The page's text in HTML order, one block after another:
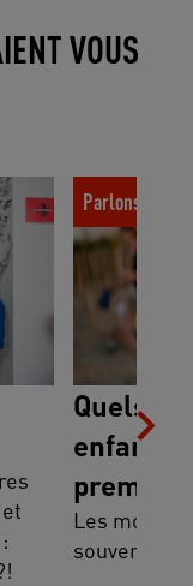
VOUS
Quels
garder de sa
Parlons colos
Quels
enfant
Les
souvent